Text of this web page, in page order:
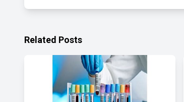
Related Posts